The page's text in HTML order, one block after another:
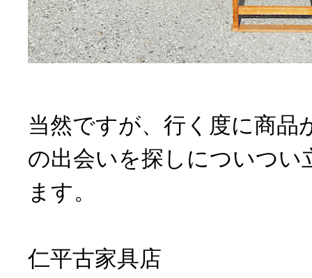
当然ですが、行く度に商品
の出会いを探しについつい
ます。
仁平古家具店